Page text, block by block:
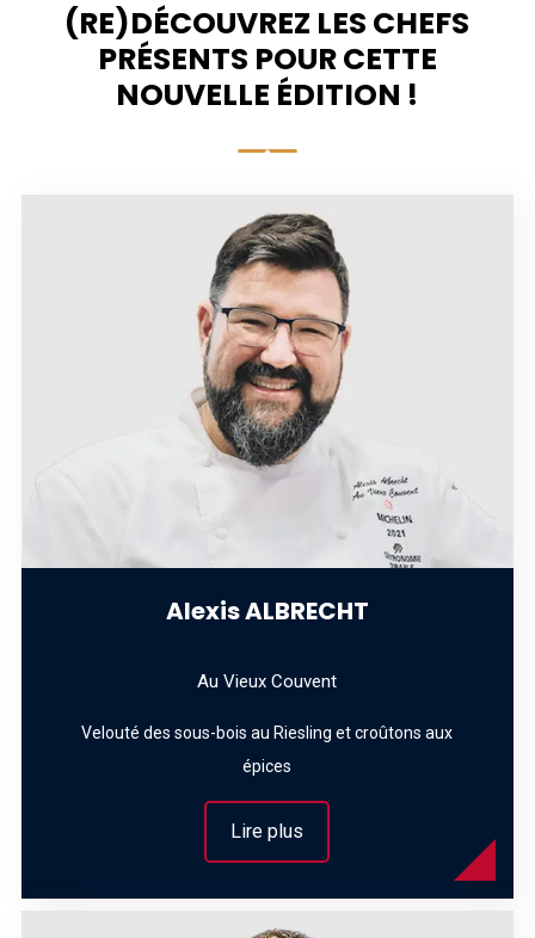
(RE)DÉCOUVREZ LES CHEFS
PRÉSENTS POUR CETTE
NOUVELLE ÉDITION !
Alexis ALBRECHT
Au Vieux Couvent
Velouté des sous-bois au Riesling et croûtons aux
épices
Lire plus